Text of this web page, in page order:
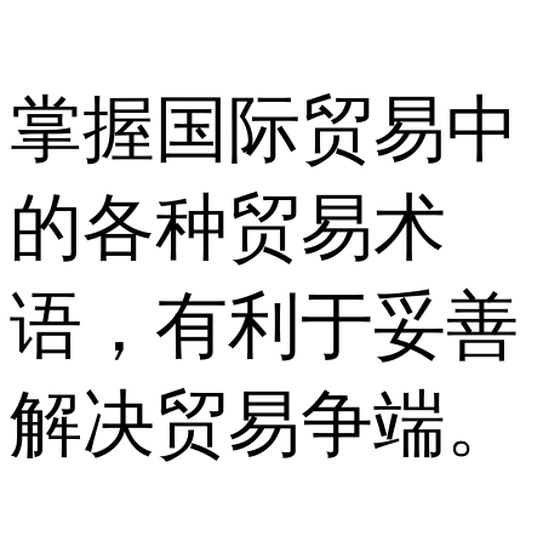
掌握国际贸易中
的各种贸易术
语，有利于妥善
解决贸易争端。